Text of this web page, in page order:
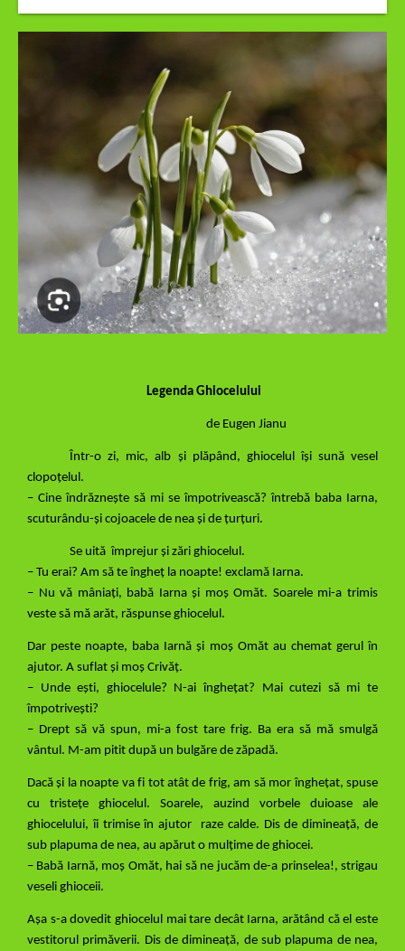
Legenda Ghiocelului
de Eugen Jianu
Într-o zi, mic, alb și plăpând, ghiocelul își sună vesel
clopoțelul.
– Cine îndrăznește să mi se împotrivească? întrebă baba Iarna,
scuturându-și cojoacele de nea și de țurțuri.
Se uită împrejur și zări ghiocelul.
– Tu erai? Am să te îngheț la noapte! exclamă Iarna.
– Nu vă mâniați, babă Iarna și moș Omăt. Soarele mi-a trimis
veste să mă arăt, răspunse ghiocelul.
Dar peste noapte, baba Iarnă și moș Omăt au chemat gerul în
ajutor. A suflat și moș Crivăț.
– Unde ești, ghiocelule? N-ai înghețat? Mai cutezi să mi te
împotrivești?
– Drept să vă spun, mi-a fost tare frig. Ba era să mă smulgă
vântul. M-am pitit după un bulgăre de zăpadă.
Dacă și la noapte va fi tot atât de frig, am să mor înghețat, spuse
cu tristețe ghiocelul. Soarele, auzind vorbele duioase ale
ghiocelului, îi trimise în ajutor raze calde. Dis de dimineață, de
sub plapuma de nea, au apărut o mulțime de ghiocei.
– Babă Ιarnă, moș Omăt, hai să ne jucăm de-a prinselea!, strigau
veseli ghioceii.
Așa s-a dovedit ghiocelul mai tare decât Iarna, arătând că el este
vestitorul primăverii. Dis de dimineață, de sub plapuma de nea,